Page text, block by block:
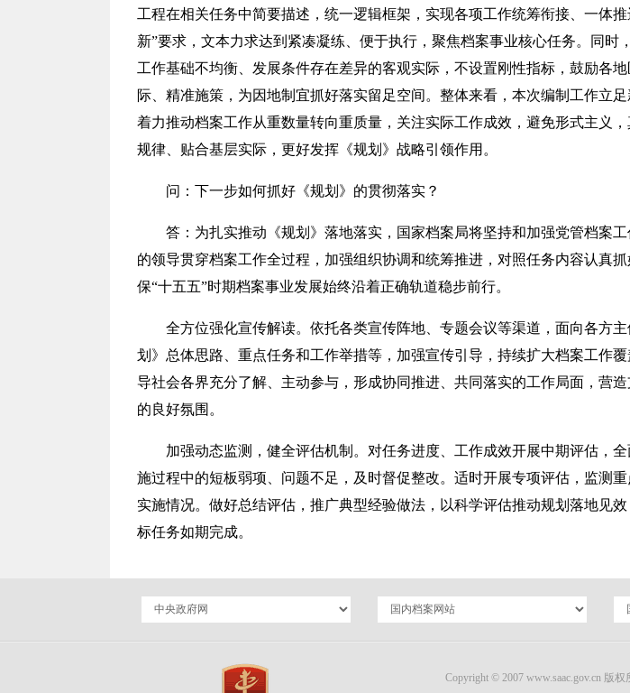
工程在相关任务中简要描述，统一逻辑框架，实现各项工作统筹衔接、一体
新”要求，文本力求达到紧凑凝练、便于执行，聚焦档案事业核心任务。同时
工作基础不均衡、发展条件存在差异的客观实际，不设置刚性指标，鼓励各
际、精准施策，为因地制宜抓好落实留足空间。整体来看，本次编制工作立足
着力推动档案工作从重数量转向重质量，关注实际工作成效，避免形式主义
规律、贴合基层实际，更好发挥《规划》战略引领作用。
问： 下一步如何抓好《规划》的贯彻落实？
答： 为扎实推动《规划》落地落实，国家档案局将坚持和加强党管档案
的领导贯穿档案工作全过程，加强组织协调和统筹推进，对照任务内容认真
保“十五五”时期档案事业发展始终沿着正确轨道稳步前行。
全方位强化宣传解读。依托各类宣传阵地、专题会议等渠道，面向各方
划》总体思路、重点任务和工作举措等，加强宣传引导，持续扩大档案工作覆
导社会各界充分了解、主动参与，形成协同推进、共同落实的工作局面，营
的良好氛围。
加强动态监测，健全评估机制。对任务进度、工作成效开展中期评估，
施过程中的短板弱项、问题不足，及时督促整改。适时开展专项评估，监测重
实施情况。做好总结评估，推广典型经验做法，以科学评估推动规划落地见效
标任务如期完成。
Copyright © 2007 www.saac.gov.cn 版